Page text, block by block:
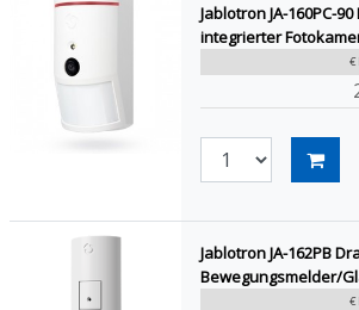
Jablotron JA-160PC-
integrierter
€
Jablotron JA-162PB
Bewegungsmelder/
€